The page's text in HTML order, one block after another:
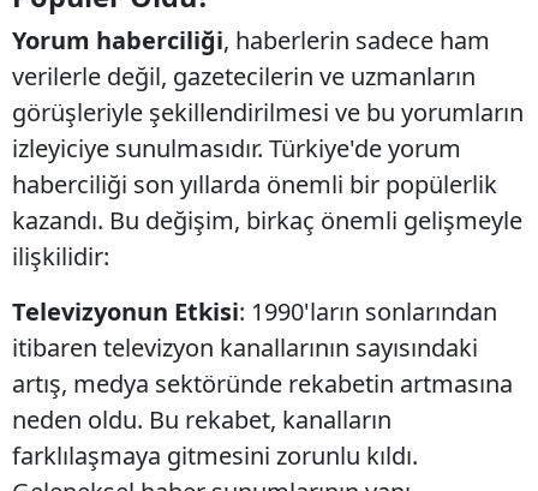
Yorum haberciliği, haberlerin sadece ham
verilerle değil, gazetecilerin ve uzmanların
görüşleriyle şekillendirilmesi ve bu yorumların
izleyiciye sunulmasıdır. Türkiye'de yorum
haberciliği son yıllarda önemli bir popülerlik
kazandı. Bu değişim, birkaç önemli gelişmeyle
ilişkilidir:
Televizyonun Etkisi: 1990'ların sonlarından
itibaren televizyon kanallarının sayısındaki
artış, medya sektöründe rekabetin artmasına
neden oldu. Bu rekabet, kanalların
farklılaşmaya gitmesini zorunlu kıldı.